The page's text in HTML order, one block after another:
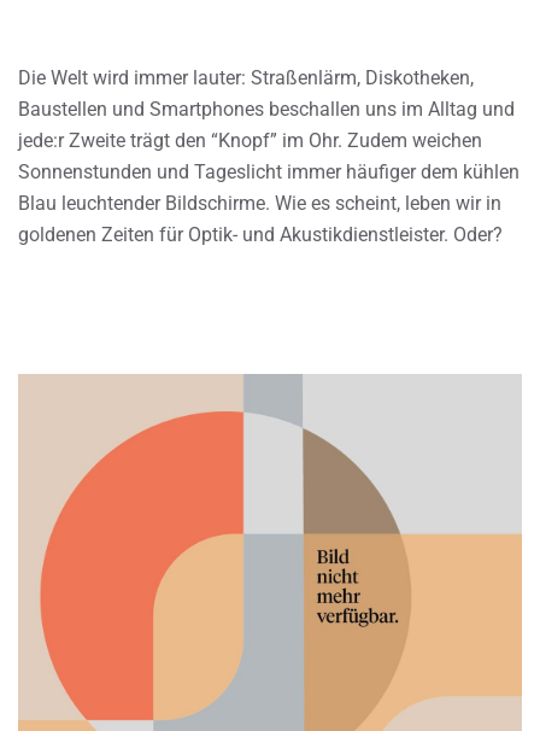
Die Welt wird immer lauter: Straßenlärm, Diskotheken,
Baustellen und Smartphones beschallen uns im Alltag und
jede:r Zweite trägt den “Knopf” im Ohr. Zudem weichen
Sonnenstunden und Tageslicht immer häufiger dem kühlen
Blau leuchtender Bildschirme. Wie es scheint, leben wir in
goldenen Zeiten für Optik- und Akustikdienstleister. Oder?